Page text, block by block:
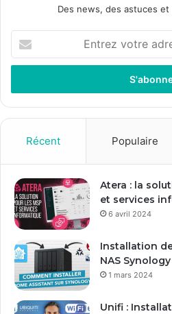
Des news, des astuces
votre
adresse
Récent Populaire
Atera : la
et services
6 avril 2024
Installation
NAS Synology
1 mars 2024
Unifi :